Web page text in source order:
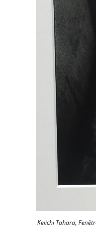
Keiichi Tahara,